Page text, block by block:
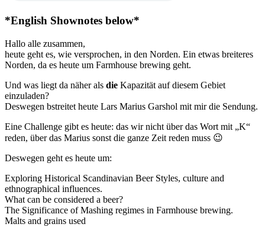
Lars
Pt.
2
*English Shownotes below*
Hallo alle zusammen,
heute geht es, wie versprochen, in den Norden. Ein etwas breiteres
Norden, da es heute um Farmhouse brewing geht.
Und was liegt da näher als die Kapazität auf diesem Gebiet
einzuladen?
Deswegen bstreitet heute Lars Marius Garshol mit mir die Sendung.
Eine Challenge gibt es heute: das wir nicht über das Wort mit „K“
reden, über das Marius sonst die ganze Zeit reden muss 😉
Deswegen geht es heute um:
Exploring Historical Scandinavian Beer Styles, culture and
ethnographical influences.
What can be considered a beer?
The Significance of Mashing regimes in Farmhouse brewing.
Malts and grains used